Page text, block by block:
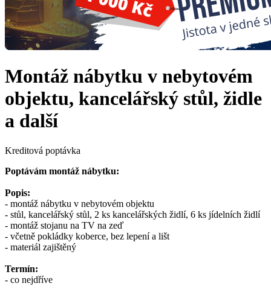
Montáž nábytku v nebytovém
objektu, kancelářský stůl, židle
a další
Kreditová poptávka
Poptávám montáž nábytku:
Popis:
- montáž nábytku v nebytovém objektu
- stůl, kancelářský stůl, 2 ks kancelářských židlí, 6 ks jídelních židlí
- montáž stojanu na TV na zeď
- včetně pokládky koberce, bez lepení a lišt
- materiál zajištěný
Termín:
- co nejdříve